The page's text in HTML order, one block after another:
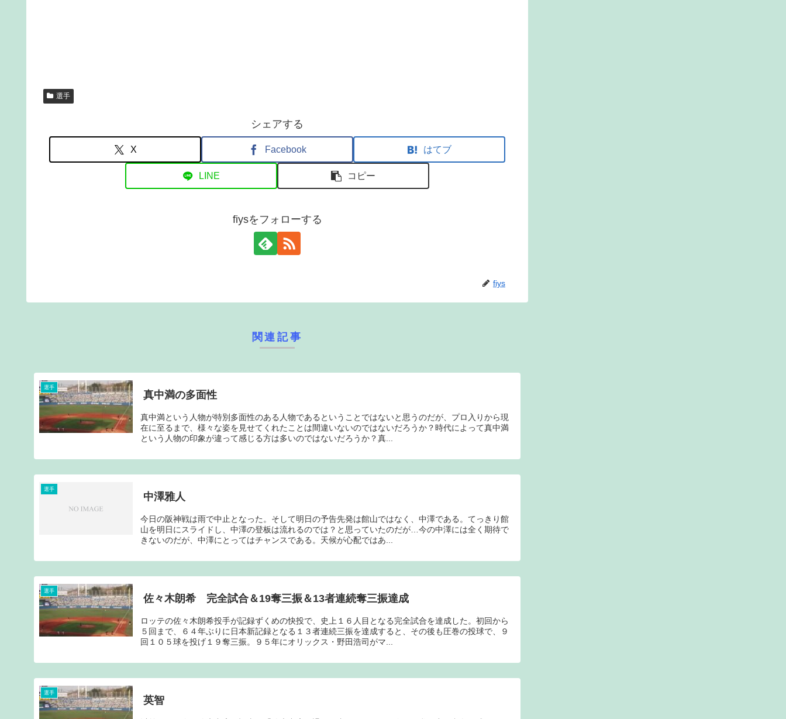
選手
シェアする
X Facebook はてブ
LINE コピー
fiysをフォローする
fiys
関連記事
選手
真中満の多面性
真中満という人物が特別多面性のある人物であるということではないと思うのだが、プロ入りから現
在に至るまで、様々な姿を見せてくれたことは間違いないのではないだろうか？時代によって真中満
という人物の印象が違って感じる方は多いのではないだろうか？真...
選手
中澤雅人
今日の阪神戦は雨で中止となった。そして明日の予告先発は館山ではなく、中澤である。てっきり館
山を明日にスライドし、中澤の登板は流れるのでは？と思っていたのだが…今の中澤には全く期待で
きないのだが、中澤にとってはチャンスである。天候が心配ではあ...
選手
佐々木朗希 完全試合＆19奪三振＆13者連続奪三振達成
ロッテの佐々木朗希投手が記録ずくめの快投で、史上１６人目となる完全試合を達成した。初回から
５回まで、６４年ぶりに日本新記録となる１３者連続三振を達成すると、その後も圧巻の投球で、９
回１０５球を投げ１９奪三振。９５年にオリックス・野田浩司がマ...
選手
英智